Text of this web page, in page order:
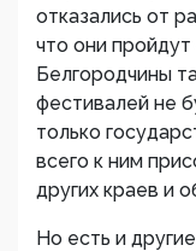
отказались от
что они пройдут
Белгородчины
фестивалей не
только
всего к ним
других краев и
Но есть и